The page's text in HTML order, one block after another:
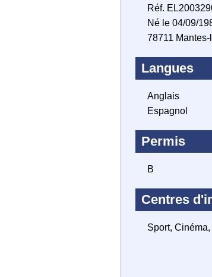
Réf.
Né le 04/09/
78711
Langues
Anglais
Espagnol
Permis
B
Centres
Sport,